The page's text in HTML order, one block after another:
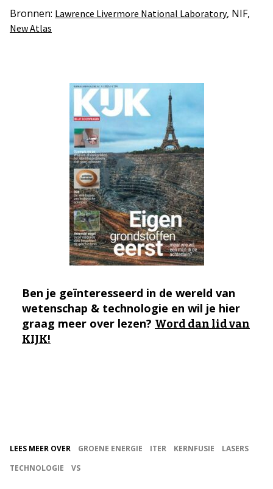
Bronnen: Lawrence Livermore National Laboratory, NIF,
New Atlas
Ben je geïnteresseerd in de wereld van
wetenschap & technologie en wil je hier
graag meer over lezen? Word dan lid van
KIJK!
LEES MEER OVER GROENE ENERGIE ITER KERNFUSIE
LASERS
TECHNOLOGIE
VS